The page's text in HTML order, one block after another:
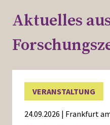
Aktuelles
VERANSTALTUNG
24.09.2026 | Frankfurt